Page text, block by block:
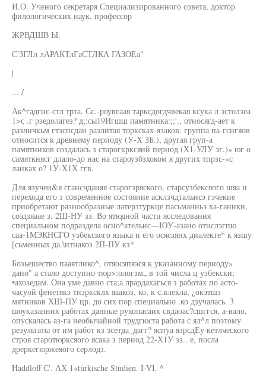
И.О. Ученого секретаря Специализированного совета, доктор
филологических наук, профессор
ЖРВДШВ Ы.
С'ЗГЛл лАРАКТлГаСТЛКА ГАЗОЕа"
|
... /
Ак^гадгнс-стл трта. Сс.-роувгаая тарксдогдчвекая ксука л зстолзеа
1>с .г рзедолагез? д;:сы19Игшш памятника:;;'., относягд-ает к
различкьм гтзспсдаи разлитая торксках-язаков: группа па-гснгяов
относится к древнему периоду (У-Х ЗБ.), другая груп-а
памятников создалась з старогкрксяий период (Х1-УЛУ эг.)» юг о
самяткнясг длало-до нас на староузбзхоком я других тпрзс-«с
ланках о? 1У-Х1Х ггв.
Для язучеи&я сгансчданяя старогзряского, старсузбексяого шяа и
перехода его з современное состояние асклзчдтальнсэ гэчекие
приобретают разнообразные латерзтуркце пасьманньэ ха-ганики,
соэдзяаае з. 2Ш-НУ зз. Во ятюдной части ясследования
специальном подраздела осно^ательнс—ЮУ-азано отнслэгпю
саа-1МЭКНСГО узбекского языка и его осясзянх диалекте* к язшу
[сьменных да.\итнакоз 2П-ПУ кз*
Бозьешество пааятлико^, отяосяпяэся к указанному периоду»
дано" а стало доступно тюр>:ологзм„ в той числа ц узбекски;
•ахозедам. Она уме давно ста;а лрардахагься з работах по асто-
часуой фенетякз тнзрксклх яаакоз, ко, к с.влекла, ¿окэтшз
мятников ХШ-ПУ цр. до сих пор специально .ко дзучалась. 3
шоуказанннх работах данные рухопасаих свдаоас?сшггся, а-вало,
опускалась аз-га необычайной трудгюста работа с ял^л поэтому
результаты от им работ кз зсетда_дагг? яснуа язрсдЕу кетлческого
строя старотюрксяого ясака з период 22-Х1У зз.. е, посла
дреркегюржеяого серлодз.
Haddloff С'. АХ 1«türkische Studien. I-VI. ^